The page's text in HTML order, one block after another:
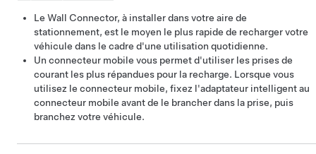
Le Wall Connector, à installer dans votre aire de
stationnement, est le moyen le plus rapide de recharger votre
véhicule dans le cadre d'une utilisation quotidienne.
Un connecteur mobile vous permet d'utiliser les prises de
courant les plus répandues pour la recharge. Lorsque vous
utilisez le connecteur mobile, fixez l'adaptateur intelligent au
connecteur mobile avant de le brancher dans la prise, puis
branchez votre véhicule.